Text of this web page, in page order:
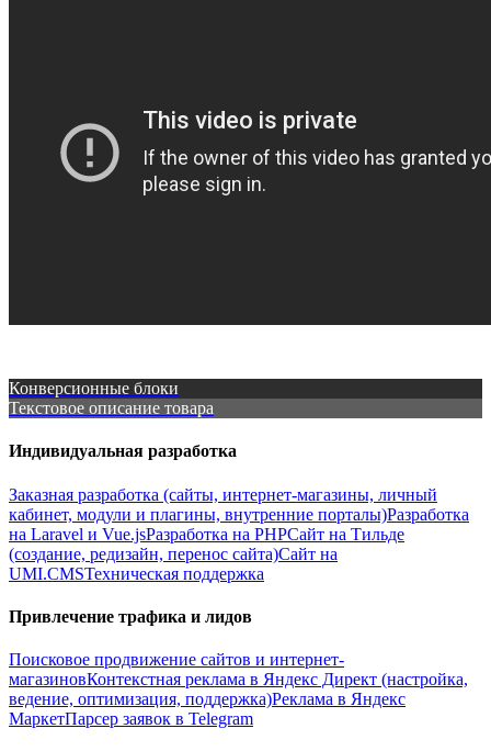
Конверсионные блоки
Текстовое описание товара
Индивидуальная разработка
Заказная разработка (сайты, интернет-магазины, личный
кабинет, модули и плагины, внутренние порталы)Разработка
на Laravel и Vue.jsРазработка на PHPСайт на Тильде
(создание, редизайн, перенос сайта)Сайт на
UMI.CMSТехническая поддержка
Привлечение трафика и лидов
Поисковое продвижение сайтов и интернет-
магазиновКонтекстная реклама в Яндекс Директ (настройка,
ведение, оптимизация, поддержка)Реклама в Яндекс
МаркетПарсер заявок в Telegram